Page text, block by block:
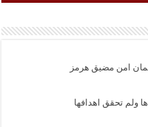
امن مضيق هرمز
ولم تحقق اهدافها